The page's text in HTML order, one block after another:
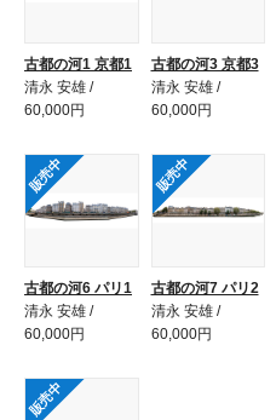
古都の河1 京都1
清永 安雄 /
60,000円
古都の河3 京都3
清永 安雄 /
60,000円
販売中
古都の河6 パリ1
清永 安雄 /
60,000円
販売中
古都の河7 パリ2
清永 安雄 /
60,000円
販売中